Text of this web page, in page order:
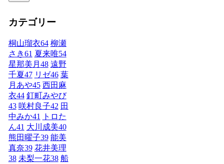
カテゴリー
桐山瑠衣64 柳瀬
さき61 夏来唯54
星那美月 48 遠野
千夏47 リゼ46 葉
月あや45 西田麻
衣44 釘町みやび
43 咲村良子42 田
中みか41
トロた
ん41 大川成美40
熊田曜子39 能美
真奈39 花井美理
38 未梨一花38 船